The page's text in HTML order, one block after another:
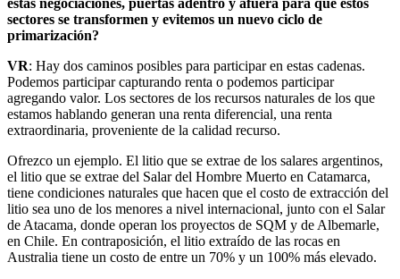
estas negociaciones, puertas adentro y afuera para que estos
sectores se transformen y evitemos un nuevo ciclo de
primarización?
VR: Hay dos caminos posibles para participar en estas cadenas.
Podemos participar capturando renta o podemos participar
agregando valor. Los sectores de los recursos naturales de los que
estamos hablando generan una renta diferencial, una renta
extraordinaria, proveniente de la calidad recurso.
Ofrezco un ejemplo. El litio que se extrae de los salares argentinos,
el litio que se extrae del Salar del Hombre Muerto en Catamarca,
tiene condiciones naturales que hacen que el costo de extracción del
litio sea uno de los menores a nivel internacional, junto con el Salar
de Atacama, donde operan los proyectos de SQM y de Albemarle,
en Chile. En contraposición, el litio extraído de las rocas en
Australia tiene un costo de entre un 70% y un 100% más elevado.